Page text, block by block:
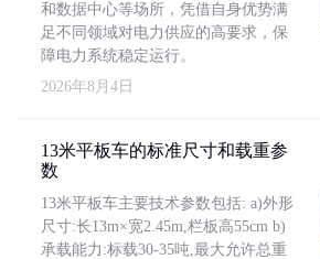
和数据中心等场所，凭借自身优势满
足不同领域对电力供应的高要求，保
障电力系统稳定运行。
2026年8月4日
13米平板车的标准尺寸和载重参
数
13米平板车主要技术参数包括: a)外形
尺寸:长13m×宽2.45m,栏板高55cm b)
承载能力:标载30-35吨,最大允许总重